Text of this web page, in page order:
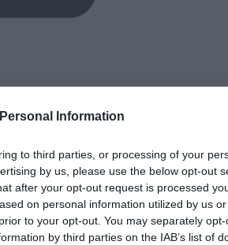
Information
to third parties, or processing of your
by us, please use the below opt-out
after your opt-out request is processed
on personal information utilized by us
to your opt-out. You may separately
by third parties on the IAB’s list of
πρώτο εξάμηνο 2020
αύξηση 6%. Τα προ
κέρδη ΕΑΤ κατά 9%. Τα
διαμορφώθηκαν σε 18,4
εκατ. ευρώ, αυξημένες